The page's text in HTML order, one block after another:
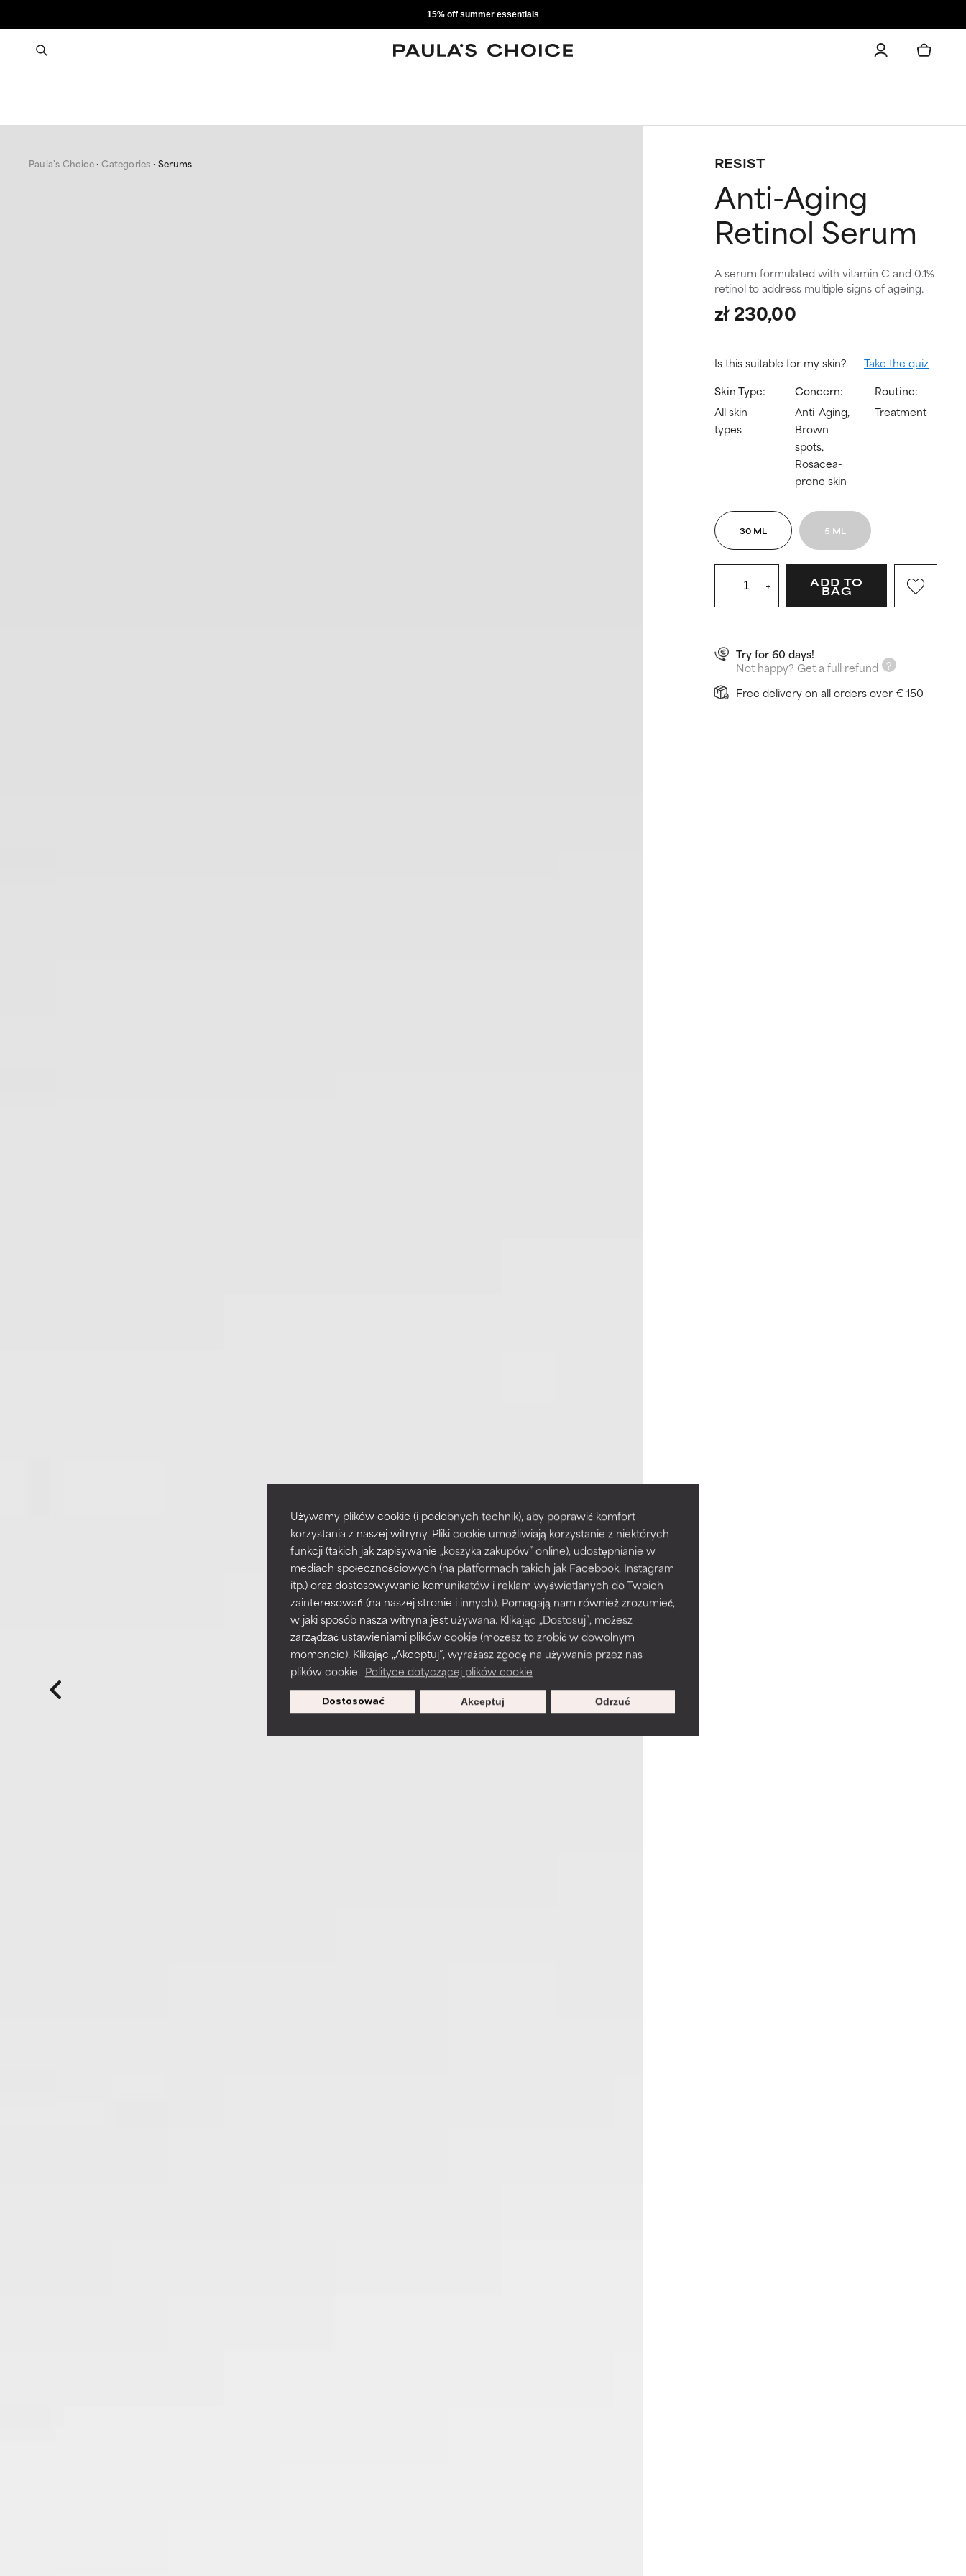
Używamy plików cookie (i podobnych technik), aby poprawić komfort
korzystania z naszej witryny. Pliki cookie umożliwiają korzystanie z niektórych
funkcji (takich jak zapisywanie „koszyka zakupów” online), udostępnianie w
mediach społecznościowych (na platformach takich jak Facebook, Instagram
itp.) oraz dostosowywanie komunikatów i reklam wyświetlanych do Twoich
zainteresowań (na naszej stronie i innych). Pomagają nam również zrozumieć,
w jaki sposób nasza witryna jest używana. Klikając „Dostosuj”, możesz
zarządzać ustawieniami plików cookie (możesz to zrobić w dowolnym
momencie). Klikając „Akceptuj”, wyrażasz zgodę na używanie przez nas
plików cookie. Polityce dotyczącej plików cookie
Dostosować Odrzuć
Akceptuj
15% off summer essentials
Paula's Choice Categories Serums RESIST
Anti-Aging
Retinol Serum
A serum formulated with vitamin C and 0.1%
retinol to address multiple signs of ageing.
zł 230,00
Is this suitable for my skin?
Take the quiz
Skin Type:
All skin
types
Concern:
Anti-Aging,
Brown
spots,
Rosacea-
prone skin
Routine:
Treatment
30 ML 5 ML
+ ADD TO
BAG
Try for 60 days!
Not happy? Get a full refund
Free delivery on all orders over € 150